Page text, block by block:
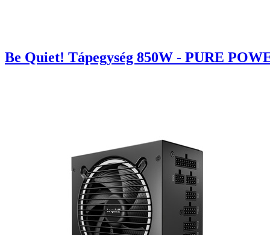
Be Quiet! Tápegység 850W - PURE